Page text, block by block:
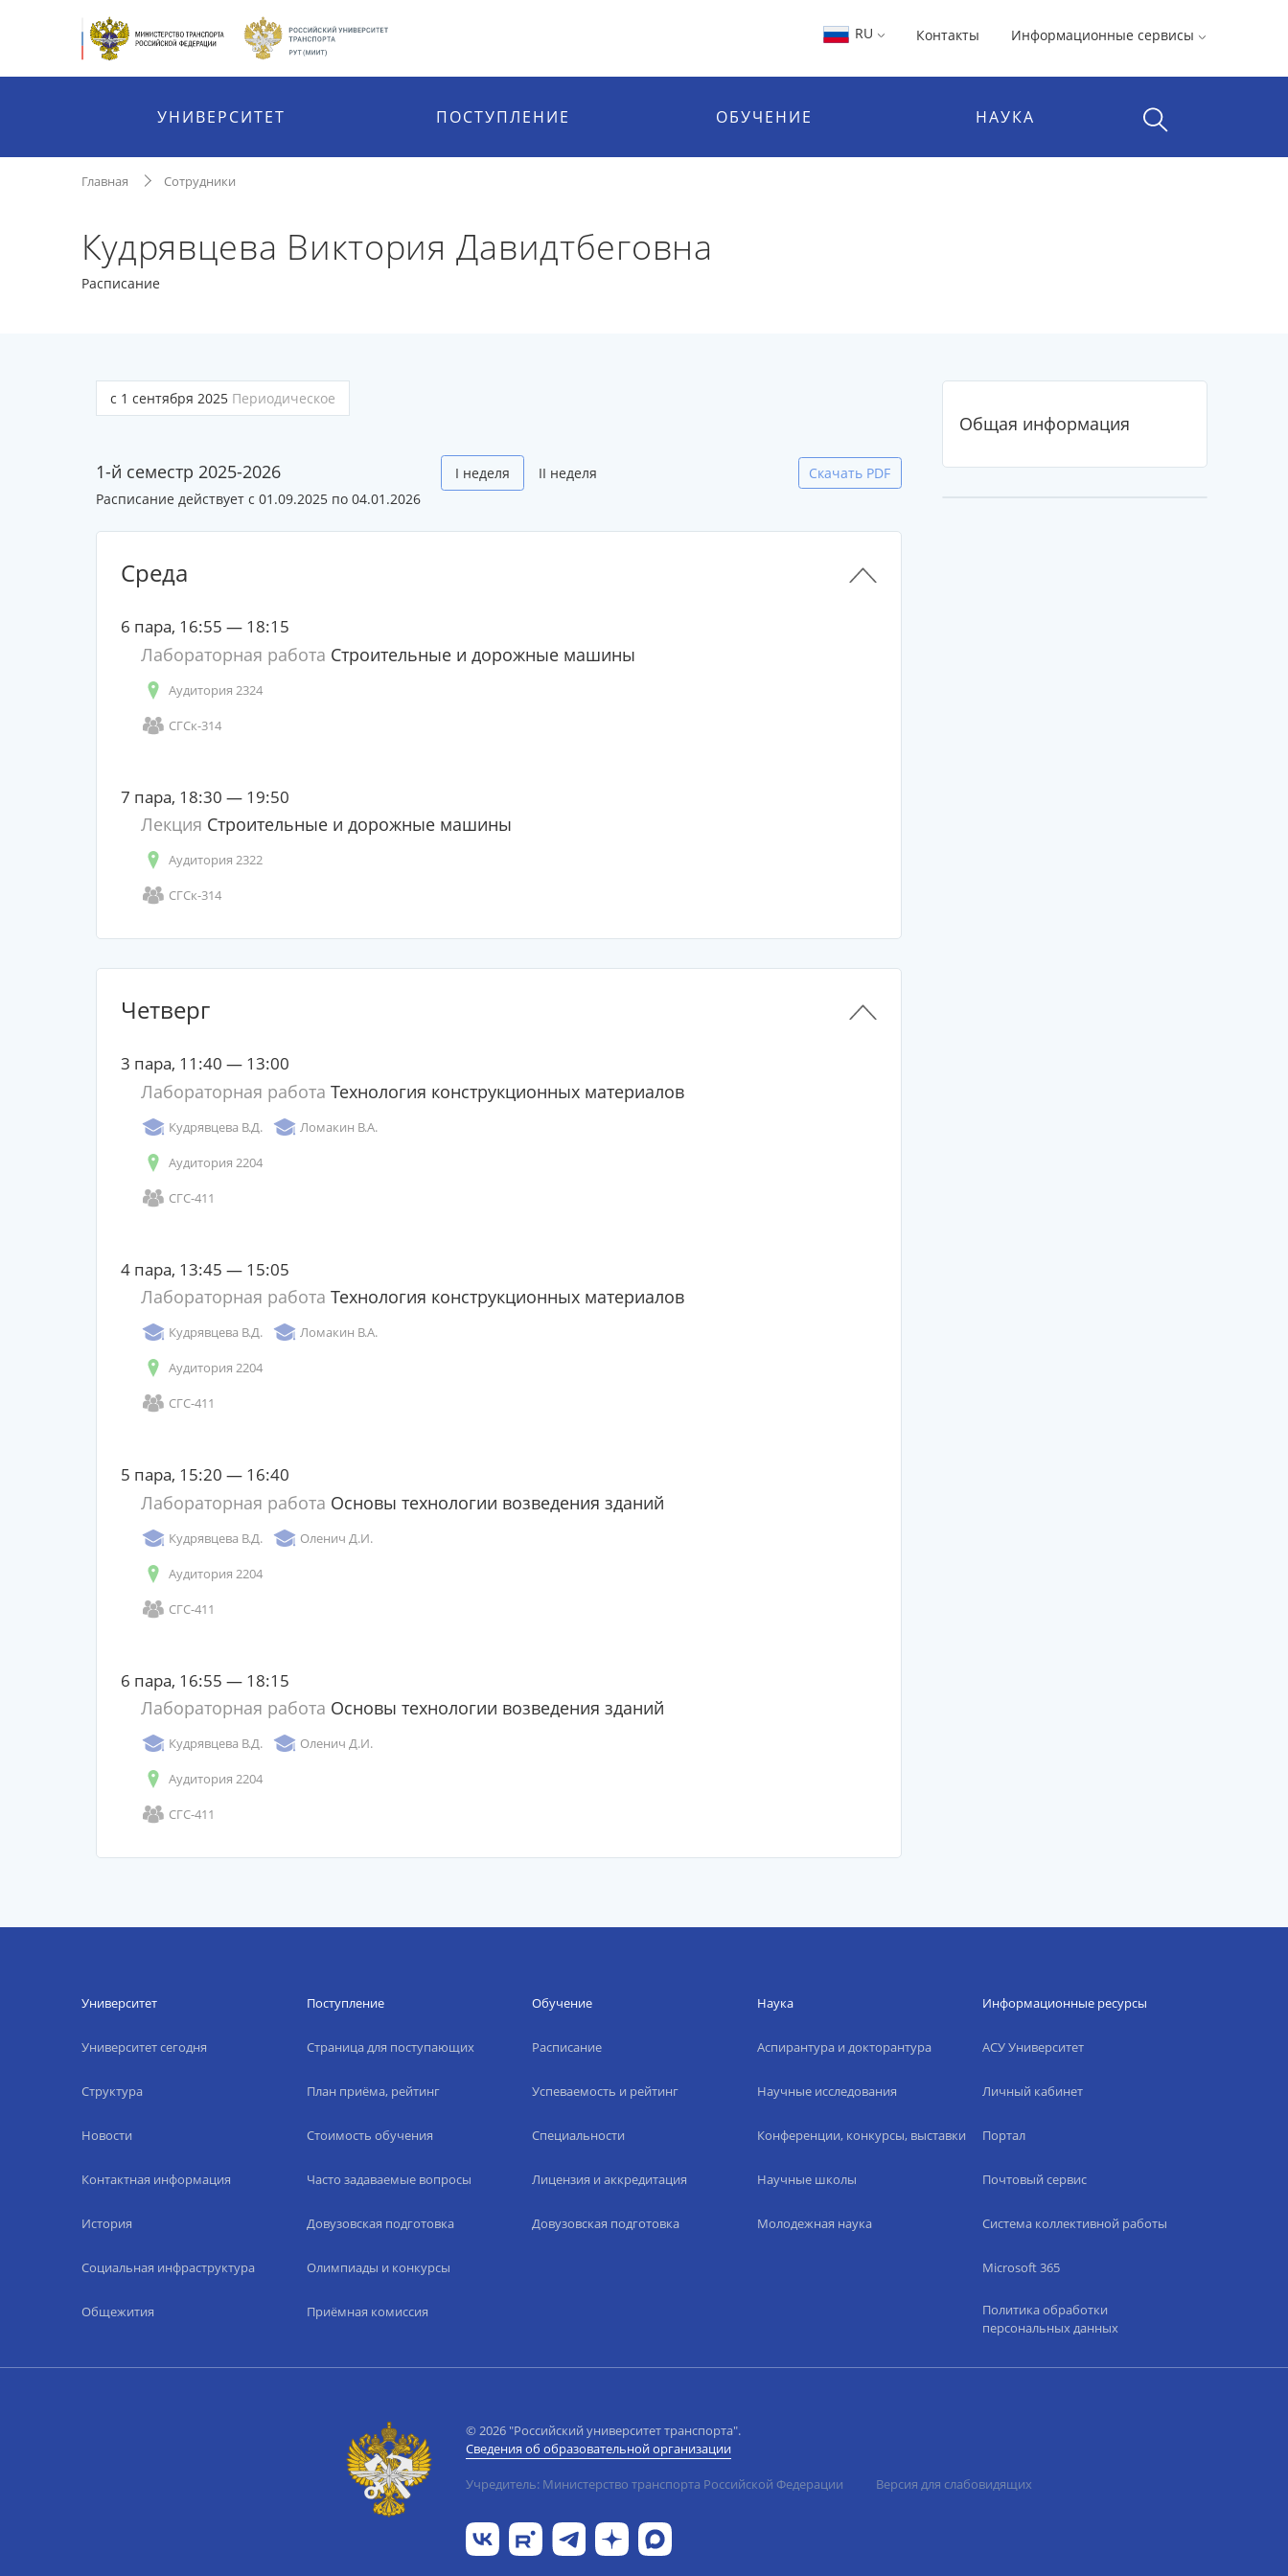
RU Контакты Информационные сервисы
УНИВЕРСИТЕТ ПОСТУПЛЕНИЕ ОБУЧЕНИЕ НАУКА
Главная Сотрудники
Кудрявцева Виктория Давидтбеговна
Расписание
с 1 сентября 2025 Периодическое
1-й семестр 2025-2026
Расписание действует с 01.09.2025 по 04.01.2026
I неделя II неделя Скачать PDF
Среда
6 пара, 16:55 — 18:15
Лабораторная работа Строительные и дорожные машины
Аудитория 2324
СГСк-314
7 пара, 18:30 — 19:50
Лекция Строительные и дорожные машины
Аудитория 2322
СГСк-314
Четверг
3 пара, 11:40 — 13:00
Лабораторная работа Технология конструкционных материалов
Кудрявцева В.Д. Ломакин В.А.
Аудитория 2204
СГС-411
4 пара, 13:45 — 15:05
Лабораторная работа Технология конструкционных материалов
Кудрявцева В.Д. Ломакин В.А.
Аудитория 2204
СГС-411
5 пара, 15:20 — 16:40
Лабораторная работа Основы технологии возведения зданий
Кудрявцева В.Д. Оленич Д.И.
Аудитория 2204
СГС-411
6 пара, 16:55 — 18:15
Лабораторная работа Основы технологии возведения зданий
Кудрявцева В.Д. Оленич Д.И.
Аудитория 2204
СГС-411
Общая информация
Университет
Университет сегодня
Структура
Новости
Контактная информация
История
Социальная инфраструктура
Общежития
Поступление
Страница для поступающих
План приёма, рейтинг
Стоимость обучения
Часто задаваемые вопросы
Довузовская подготовка
Олимпиады и конкурсы
Приёмная комиссия
Обучение
Расписание
Успеваемость и рейтинг
Специальности
Лицензия и аккредитация
Довузовская подготовка
Наука
Аспирантура и докторантура
Научные исследования
Конференции, конкурсы, выставки
Научные школы
Молодежная наука
Информационные ресурсы
АСУ Университет
Личный кабинет
Портал
Почтовый сервис
Система коллективной работы
Microsoft 365
Политика обработки
персональных данных
© 2026 "Российский университет транспорта".
Сведения об образовательной организации
Учредитель: Министерство транспорта Российской Федерации Версия для слабовидящих